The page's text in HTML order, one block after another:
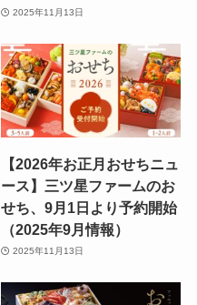
2025年11月13日
【2026年お正月おせちニュ
ース】三ツ星ファームのお
せち、9月1日より予約開始
（2025年9月情報）
2025年11月13日